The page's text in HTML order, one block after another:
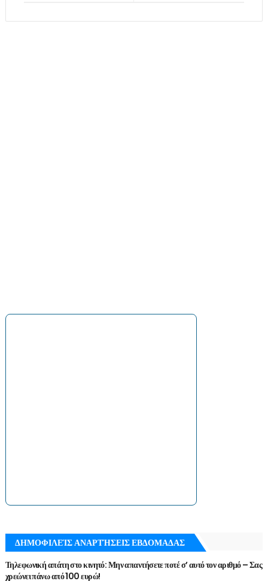
ΔΗΜΟΦΙΛΕΊΣ ΑΝΑΡΤΉΣΕΙΣ ΕΒΔΟΜΑΔΑΣ
Τηλεφωνική απάτη στο κινητό: Μην απαντήσετε ποτέ σ’ αυτό τον αριθμό – Σας
χρεώνει πάνω από 100 ευρώ!